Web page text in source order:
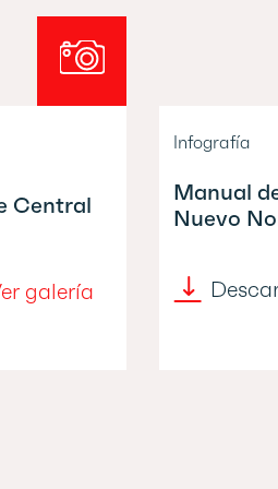
Central
galería
Infografía
Manual
Nuevo